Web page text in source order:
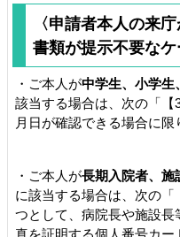
〈申請者本人の来
書類が提示不要なケ
・ご本人が中学生、小学生
該当する場合は、次の「
月日が確認できる場合に限
・ご本人が長期入院者、施
に該当する場合は、次の
つとして、病院長や施設
真を証明する個人番号カー